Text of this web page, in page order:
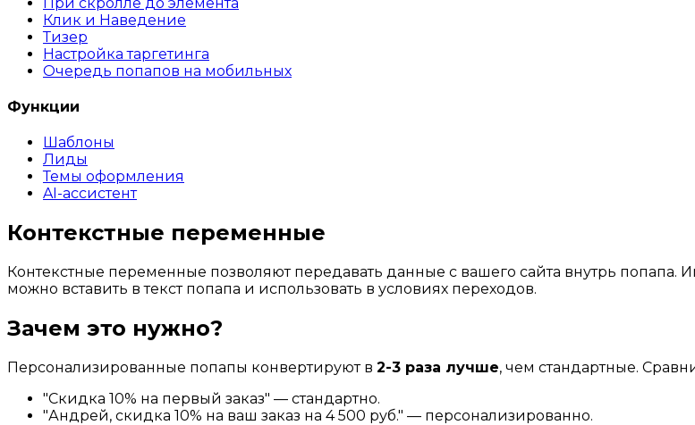
Клик и Наведение
Тизер
Настройка таргетинга
Очередь попапов на мобильных
Функции
Шаблоны
Лиды
Темы оформления
AI-ассистент
Контекстные переменные
Контекстные переменные позволяют передавать данные с вашего сайта внутрь попапа.
можно вставить в текст попапа и использовать в условиях переходов.
Зачем это нужно?
Персонализированные попапы конвертируют в 2-3 раза лучше, чем стандартные.
"Скидка 10% на первый заказ" — стандартно.
"Андрей, скидка 10% на ваш заказ на 4 500 руб." — персонализированно.